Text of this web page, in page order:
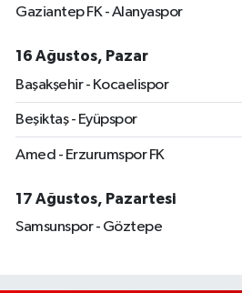
Gaziantep FK - Alanyaspor
16 Ağustos, Pazar
Başakşehir - Kocaelispor
Beşiktaş - Eyüpspor
Amed - Erzurumspor FK
17 Ağustos, Pazartesi
Samsunspor - Göztepe